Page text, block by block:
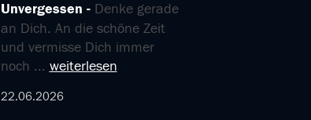
Unvergessen
Denke gerade
an Dich. An die schöne Zeit
und vermisse Dich immer
noch ... weiterlesen
22.06.2026